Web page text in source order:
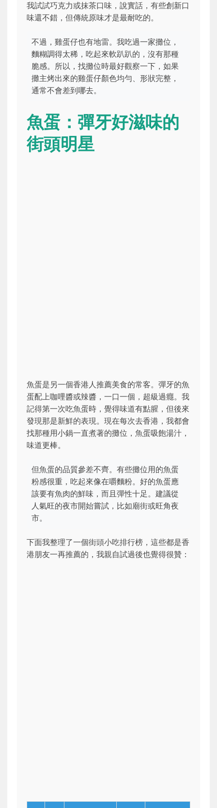
我試試巧克力或抹茶口味，說實話，有些創新口
味還不錯，但傳統原味才是最耐吃的。
不過，雞蛋仔也有地雷。我吃過一家攤位，
麵糊調得太稀，吃起來軟趴趴的，沒有那種
脆感。所以，找攤位時最好觀察一下，如果
攤主烤出來的雞蛋仔顏色均勻、形狀完整，
通常不會差到哪去。
魚蛋：彈牙好滋味的
街頭明星
魚蛋是另一個香港人推薦美食的常客。彈牙的魚
蛋配上咖哩醬或辣醬，一口一個，超級過癮。我
記得第一次吃魚蛋時，覺得味道有點腥，但後來
發現那是新鮮的表現。現在每次去香港，我都會
找那種用小鍋一直煮著的攤位，魚蛋吸飽湯汁，
味道更棒。
但魚蛋的品質參差不齊。有些攤位用的魚蛋
粉感很重，吃起來像在嚼麵粉。好的魚蛋應
該要有魚肉的鮮味，而且彈性十足。建議從
人氣旺的夜市開始嘗試，比如廟街或旺角夜
市。
下面我整理了一個街頭小吃排行榜，這些都是香
港朋友一再推薦的，我親自試過後也覺得很贊：